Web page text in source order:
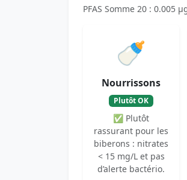
PFAS Somme 20 : 0.005
🍼
Nourrissons
Plutôt OK
✅ Plutôt
rassurant pour les
biberons : nitrates
< 15 mg/L et pas
d’alerte bactério.